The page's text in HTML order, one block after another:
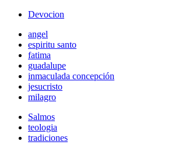
Devocion
angel
espiritu santo
fatima
guadalupe
inmaculada concepción
jesucristo
milagro
Salmos
teologia
tradiciones